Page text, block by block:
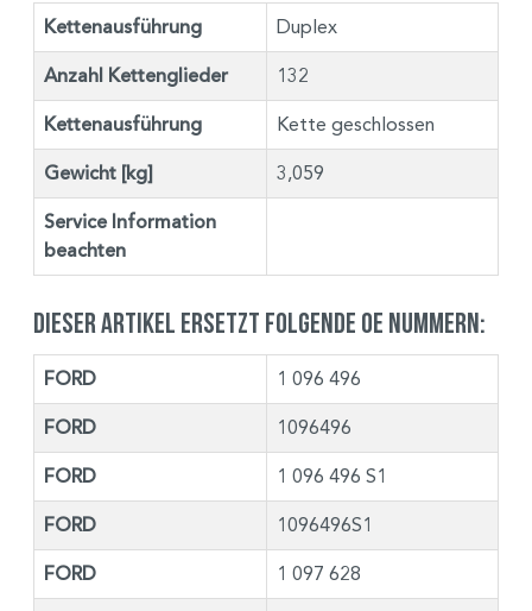
Kettenausführung Duplex
Anzahl Kettenglieder 132
Kettenausführung Kette geschlossen
Gewicht [kg] 3,059
Service Information
beachten
Dieser Artikel ersetzt folgende OE Nummern:
FORD 1 096 496
FORD 1096496
FORD 1 096 496 S1
FORD 1096496S1
FORD 1 097 628